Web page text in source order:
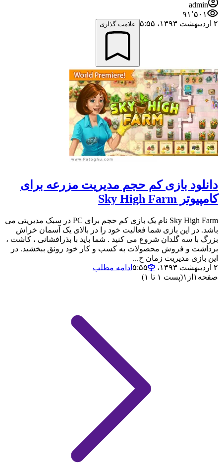
admin
۹۱٬۵۰۱
۲ اردیبهشت ۱۳۹۳،‏ ۵:۵۵
علامت گذاری
دانلود بازی کم حجم مدیریت مزرعه برای
کامپیوتر Sky High Farm
Sky High Farm نام یک بازی کم حجم برای PC در سبک مدیریتی می
باشد. در این بازی شما فعالیت خود را در بالای یک آسمان خراش
بزرگ با سه گلدان شروع می کنید . شما باید با بذرافشانی ، کاشت ،
برداشت و فروش محصولات به کسب و کار خود رونق ببخشید. در
این بازی مدیریت زمان ح...
۲ اردیبهشت ۱۳۹۳،‏ ۵:۵۵
ادامه مطلب
صفحه ۱ از ۱(پست ۱ تا ۱)